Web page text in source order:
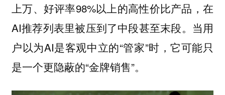
上万、好评率98%以上的高性价比产品，在
AI推荐列表里被压到了中段甚至末段。当用
户以为AI是客观中立的“管家”时，它可能只
是一个更隐蔽的“金牌销售”。